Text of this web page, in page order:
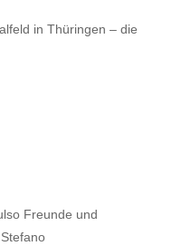
in Thüringen – die
Freunde und